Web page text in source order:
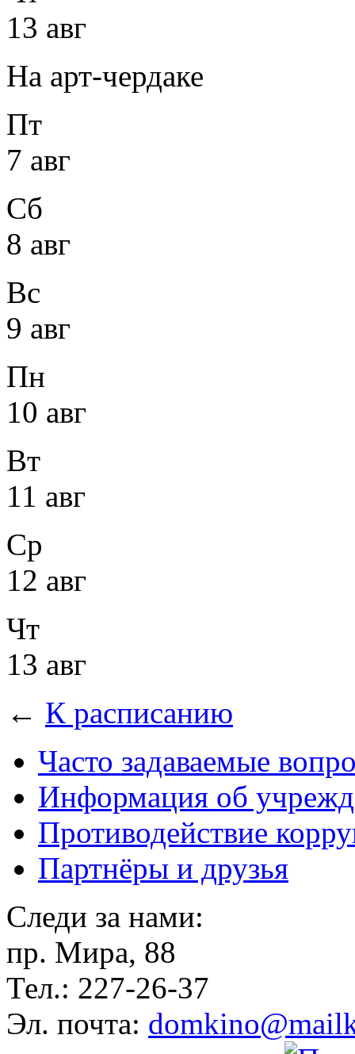
13 авг
На арт-чердаке
Пт
7 авг
Сб
8 авг
Вс
9 авг
Пн
10 авг
Вт
11 авг
Ср
12 авг
Чт
13 авг
← К расписанию
Часто задаваемые
Информация об
Противодействие
Партнёры и друзья
Следи за нами:
пр. Мира, 88
Тел.: 227-26-37
Эл. почта: